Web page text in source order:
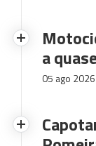
a
05 ago 2026